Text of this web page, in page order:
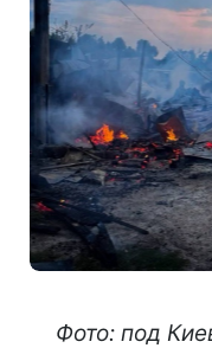
Фото: под